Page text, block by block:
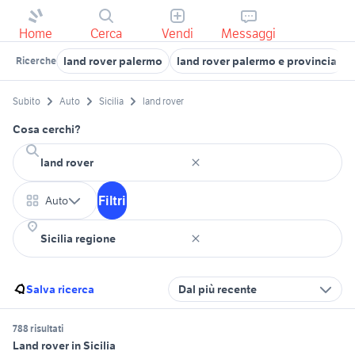
Home Cerca Vendi Messaggi
Ricerche land rover palermo land rover palermo e provincia
Subito Auto Sicilia land rover
Cosa cerchi?
Auto Filtri
Salva ricerca Dal più recente
788 risultati
Land rover in Sicilia